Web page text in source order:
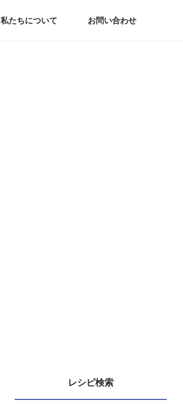
私たちについて お問い合わせ
レシピ検索